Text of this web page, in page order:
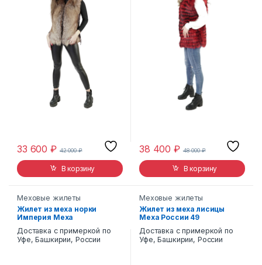
33 600₽ 42 000₽
В корзину
38 400₽ 48 000₽
В корзину
Меховые жилеты
Жилет из меха норки
Империя Меха
Доставка с примеркой по
Уфе, Башкирии, России
Меховые жилеты
Жилет из меха лисицы
Меха России 49
Доставка с примеркой по
Уфе, Башкирии, России